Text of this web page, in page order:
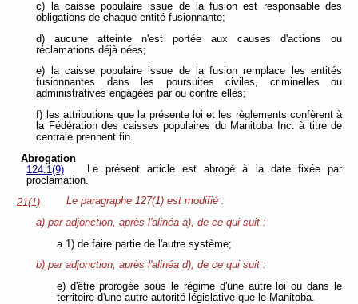
c) la caisse populaire issue de la fusion est responsable des
obligations de chaque entité fusionnante;
d) aucune atteinte n'est portée aux causes d'actions ou
réclamations déjà nées;
e) la caisse populaire issue de la fusion remplace les entités
fusionnantes dans les poursuites civiles, criminelles ou
administratives engagées par ou contre elles;
f) les attributions que la présente loi et les règlements confèrent à
la Fédération des caisses populaires du Manitoba Inc. à titre de
centrale prennent fin.
Abrogation
124.1(9)
Le présent article est abrogé à la date fixée par
proclamation.
21(1)
Le paragraphe 127(1) est modifié :
a) par adjonction, après l'alinéa a), de ce qui suit :
a.1) de faire partie de l'autre système;
b) par adjonction, après l'alinéa d), de ce qui suit :
e) d'être prorogée sous le régime d'une autre loi ou dans le
territoire d'une autre autorité législative que le Manitoba.